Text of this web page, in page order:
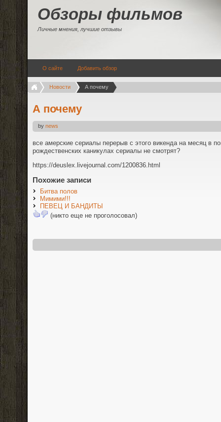
Обзоры фильмов
Личные мнения, лучшие отзывы
О сайте Добавить обзор
Новости А почему
А почему
by news
все амерские сериалы перерыв с этого викенда на месяц в
рождественских каникулах сериалы не смотрят?
https://deuslex.livejournal.com/1200836.html
Похожие записи
Битва полов
Мимими!!!
ПЕВЕЦ И БАНДИТЫ
(никто еще не проголосовал)